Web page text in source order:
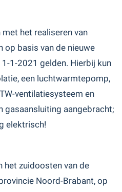
het realiseren van
op basis van de nieuwe
1-2021 gelden. Hierbij kun
een luchtwarmtepomp,
ventilatiesysteem en
gasaansluiting aangebracht;
elektrisch!
het zuidoosten van de
Noord-Brabant, op